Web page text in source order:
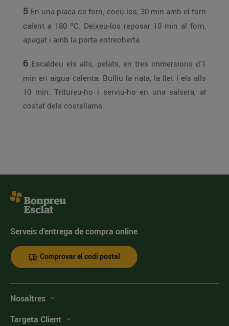
5 En una placa de forn, coeu-los, 30 min amb el forn
calent a 180 ºC. Deixeu-los reposar 10 min al forn,
apagat i amb la porta entreoberta.
6 Escaldeu els alls, pelats, en tres immersions d’1
min en aigua calenta. Bulliu la nata, la llet i els alls
10 min. Tritureu-ho i serviu-ho en una salsera, al
costat dels costellams.
Serveis d'entrega de compra online
Comprovar el codi postal
Nosaltres
Targeta Client